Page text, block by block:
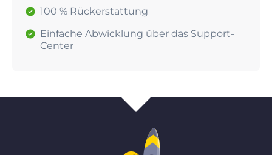
100 % Rückerstattung
Einfache Abwicklung über das Support-
Center